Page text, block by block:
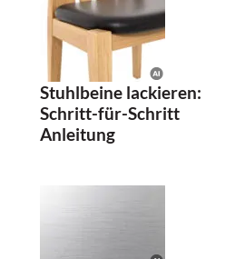
Stuhlbeine lackieren:
Schritt-für-Schritt
Anleitung